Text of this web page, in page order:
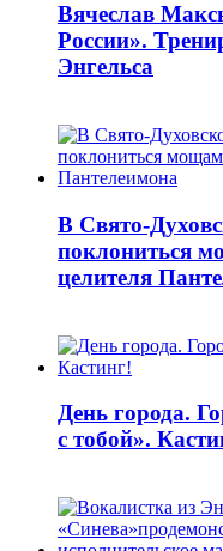
Вячеслав
России».
Энгельса
В Свято-
поклониться
целителя
День города.
с тобой».